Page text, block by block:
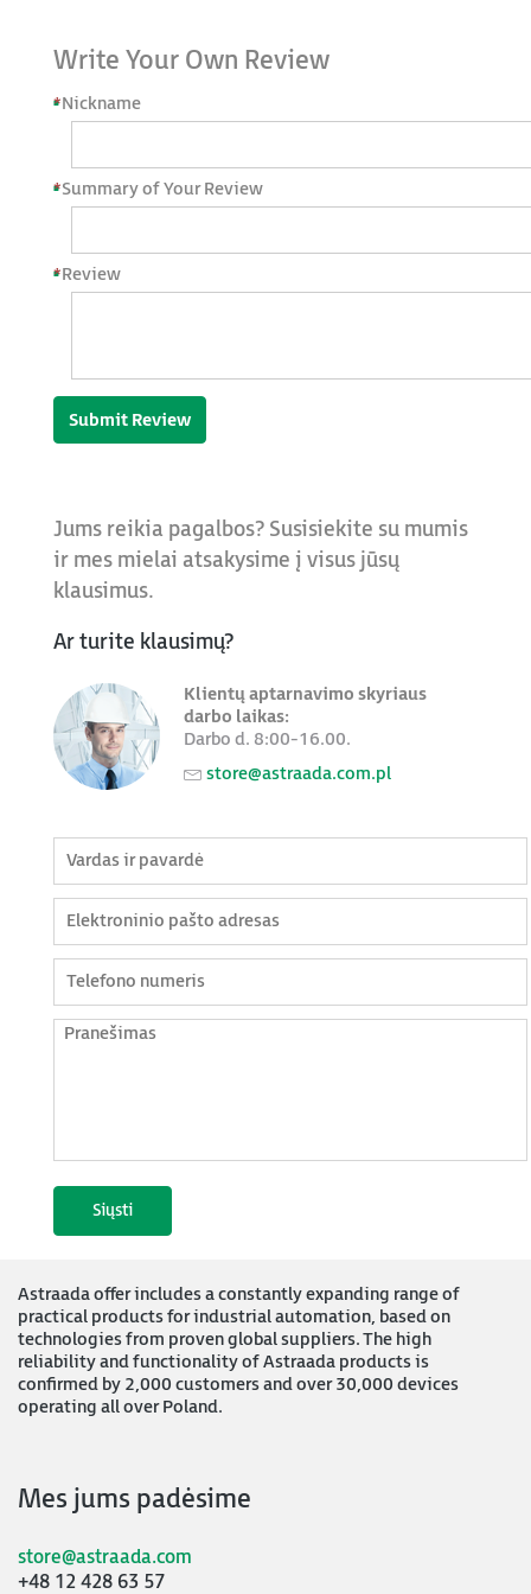
Write Your Own Review
*Nickname
*Summary of Your Review
*Review
Submit Review
Jums reikia pagalbos? Susisiekite su mumis
ir mes mielai atsakysime į visus jūsų
klausimus.
Ar turite klausimų?
Klientų aptarnavimo skyriaus
darbo laikas:
Darbo d. 8:00-16.00.
store@astraada.com.pl
Astraada offer includes a constantly expanding range of
practical products for industrial automation, based on
technologies from proven global suppliers. The high
reliability and functionality of Astraada products is
confirmed by 2,000 customers and over 30,000 devices
operating all over Poland.
Mes jums padėsime
store@astraada.com
+48 12 428 63 57